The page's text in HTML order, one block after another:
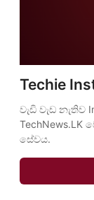
Techie
වැඩි වැඩ නැතිව
TechNews.LK
සේවය.